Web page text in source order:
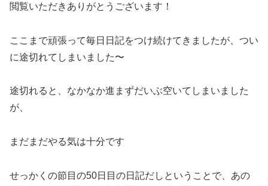
閲覧いただきありがとうございます！
ここまで頑張って毎日日記をつけ続けてきましたが、つい
に途切れてしまいました〜
途切れると、なかなか進まずだいぶ空いてしまいました
が、
まだまだやる気は十分です
せっかくの節目の50日目の日記だしということで、あの